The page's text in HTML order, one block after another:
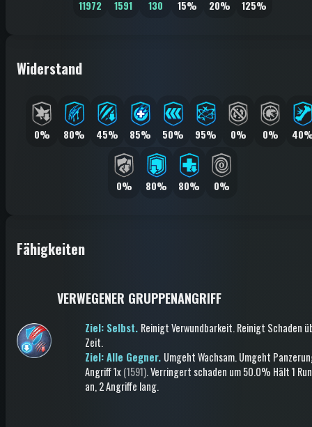
11972 1591 130 15% 20% 125%
Widerstand
0% 80% 45% 85% 50% 95% 0% 0%
0% 80% 80% 0%
Fähigkeiten
VERWEGENER GRUPPENANGRIFF
Ziel: Selbst. Reinigt Verwundbarkeit.Reinigt Schaden
Zeit.
Ziel: Alle Gegner. Umgeht Wachsam.Umgeht
Angriff1x(1591).Verringert schaden um 50.0% Hält 1
an, 2 Angriffe lang.